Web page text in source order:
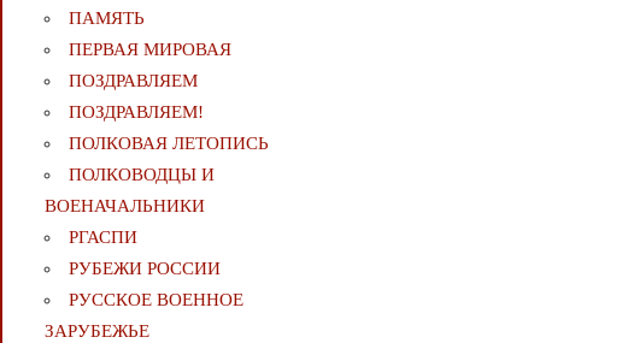
ПАМЯТЬ
ПЕРВАЯ МИРОВАЯ
ПОЗДРАВЛЯЕМ
ПОЗДРАВЛЯЕМ!
ПОЛКОВАЯ ЛЕТОПИСЬ
ПОЛКОВОДЦЫ И
ВОЕНАЧАЛЬНИКИ
РГАСПИ
РУБЕЖИ РОССИИ
РУССКОЕ ВОЕННОЕ
ЗАРУБЕЖЬЕ